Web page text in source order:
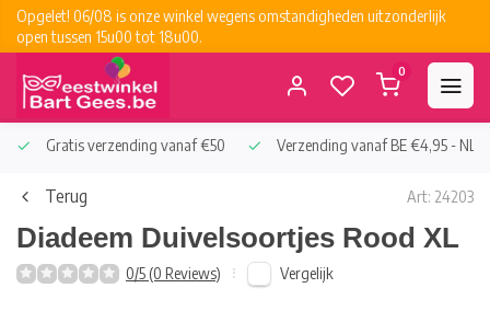
Opgelet! 06/08 is onze winkel wegens omstandigheden uitzonderlijk
open tussen 15u00 tot 18u00.
0
Gratis verzending vanaf €50 Verzending vanaf BE €4,95 - NL
Terug Art: 24203
Diadeem Duivelsoortjes Rood XL
0/5 (0 Reviews) Vergelijk